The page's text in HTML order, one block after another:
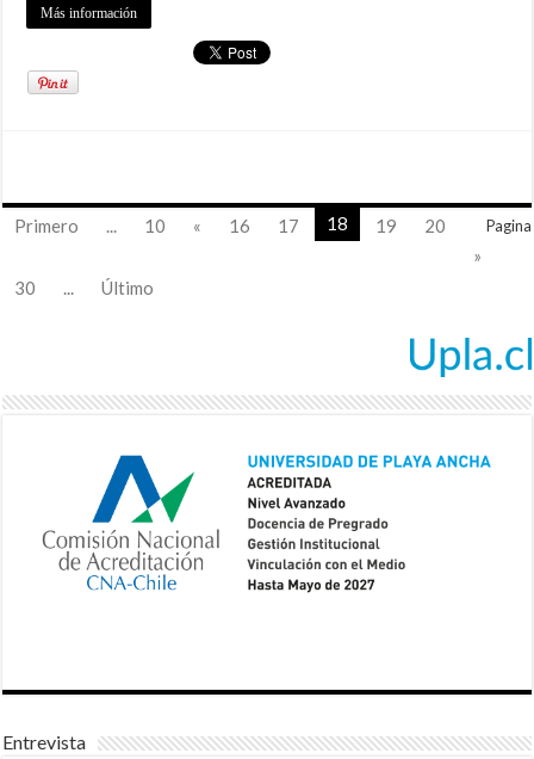
Más información
Pagina
Primero ... 10 « 16 17 18 19
20
»
30
... Último
Entrevista